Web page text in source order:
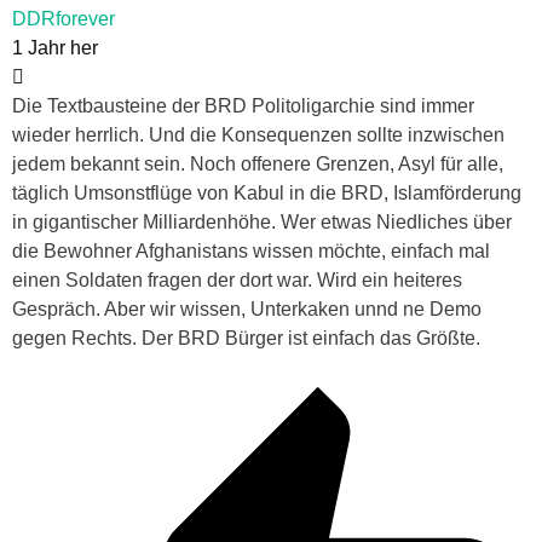
DDRforever
1 Jahr her
Die Textbausteine der BRD Politoligarchie sind immer
wieder herrlich. Und die Konsequenzen sollte inzwischen
jedem bekannt sein. Noch offenere Grenzen, Asyl für alle,
täglich Umsonstflüge von Kabul in die BRD, Islamförderung
in gigantischer Milliardenhöhe. Wer etwas Niedliches über
die Bewohner Afghanistans wissen möchte, einfach mal
einen Soldaten fragen der dort war. Wird ein heiteres
Gespräch. Aber wir wissen, Unterkaken unnd ne Demo
gegen Rechts. Der BRD Bürger ist einfach das Größte.